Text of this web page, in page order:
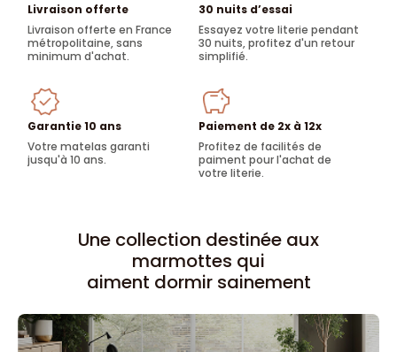
Livraison offerte
Livraison offerte en France
métropolitaine, sans
minimum d'achat.
30 nuits d’essai
Essayez votre literie pendant
30 nuits, profitez d'un retour
simplifié.
Garantie 10 ans
Votre matelas garanti
jusqu'à 10 ans.
Paiement de 2x à 12x
Profitez de facilités de
paiment pour l'achat de
votre literie.
Une collection destinée aux
marmottes qui
aiment dormir sainement